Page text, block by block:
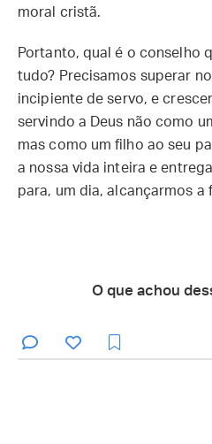
moral cristã.
Portanto, qual é o conselho
tudo? Precisamos superar
incipiente de servo, e
servindo a Deus não como
mas como um filho ao seu
a nossa vida inteira e
para, um dia, alcançarmos a
O que achou